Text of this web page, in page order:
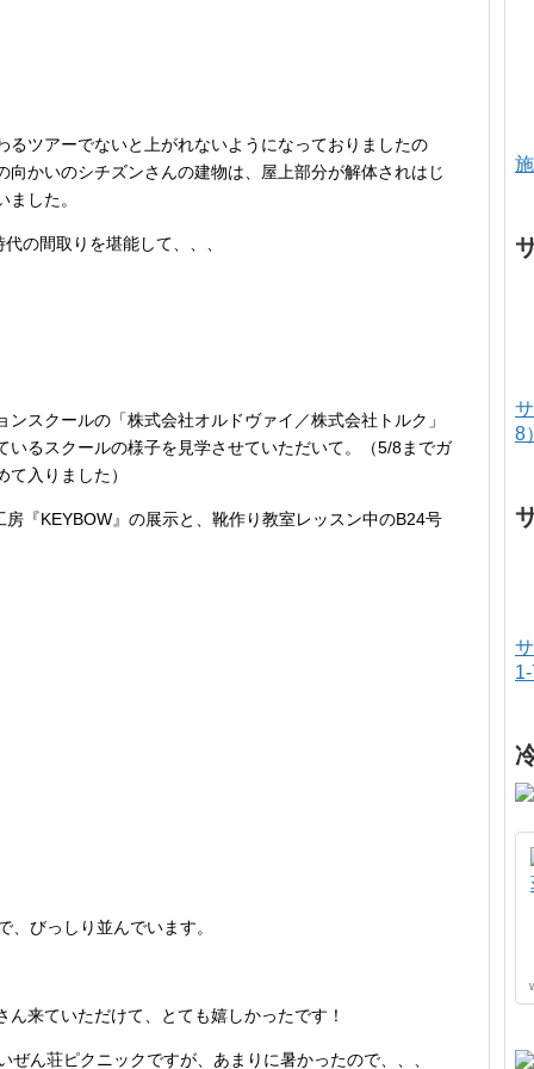
ツアーでないと上がれないようになっておりましたの
かいのシチズンさんの建物は、屋上部分が解体されはじ
した。
の間取りを堪能して、、、
スクールの「株式会社オルドヴァイ／株式会社トルク」
るスクールの様子を見学させていただいて。（5/8までガ
入りました）
『KEYBOW』の展示と、靴作り教室レッスン中のB24号
びっしり並んでいます。
来ていただけて、とても嬉しかったです！
ん荘ピクニックですが、あまりに暑かったので、、、
8